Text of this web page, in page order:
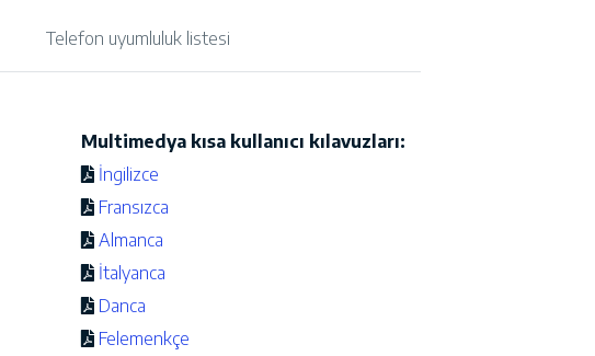
Telefon uyumluluk listesi
Multimedya kısa kullanıcı kılavuzları:
İngilizce
Fransızca
Almanca
İtalyanca
Danca
Felemenkçe